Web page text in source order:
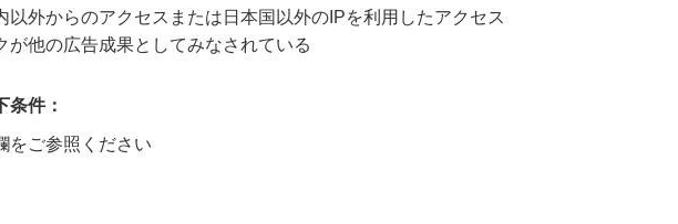
以外からのアクセスまたは日本国以外のIPを利用したアクセス
が他の広告成果としてみなされている
条件：
をご参照ください